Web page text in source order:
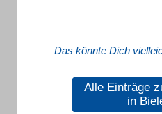
Das könnte Dich
Alle Einträge
in